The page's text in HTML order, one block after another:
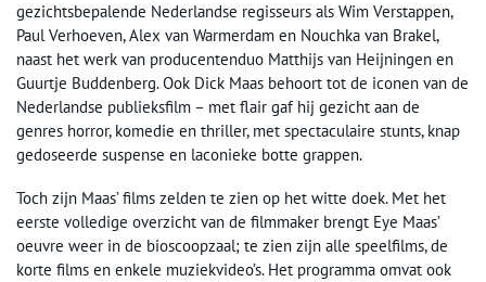
gezichtsbepalende Nederlandse regisseurs als Wim Verstappen,
Paul Verhoeven, Alex van Warmerdam en Nouchka van Brakel,
naast het werk van producentenduo Matthijs van Heijningen en
Guurtje Buddenberg. Ook Dick Maas behoort tot de iconen van de
Nederlandse publieksfilm – met flair gaf hij gezicht aan de
genres horror, komedie en thriller, met spectaculaire stunts, knap
gedoseerde suspense en laconieke botte grappen.
Toch zijn Maas’ films zelden te zien op het witte doek. Met het
eerste volledige overzicht van de filmmaker brengt Eye Maas’
oeuvre weer in de bioscoopzaal; te zien zijn alle speelfilms, de
korte films en enkele muziekvideo’s. Het programma omvat ook